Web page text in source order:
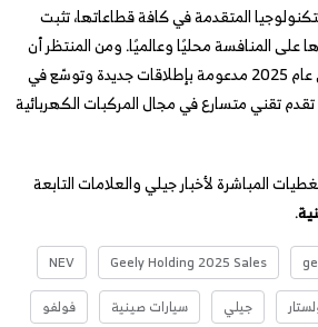
المتقدمة في كافة قطاعاتها، تثبت
على المنافسة محليًا وعالميًا. ومن المنتظر أن
تستمر وتيرة النمو خلال باقي عام 2025 مدعومة بإطلاقات جديدة وتوسّع في
تقدم تقني متسارع في مجال المركبات الكهربائية
المباشرة لأخبار جيلي والعلامات التابعة
.
Geely Holding 2025 Sales
NEV
جيلي سيارات صينية
فولفو